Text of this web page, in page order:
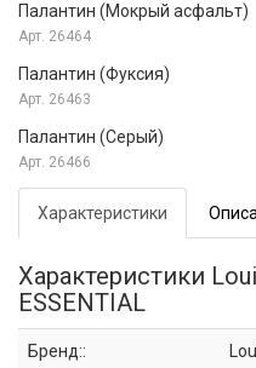
Палантин (Мокрый асфальт)
26464
Палантин (Фуксия)
26463
Палантин (Серый)
26466
Характеристики
Характеристики
ESSENTIAL
Бренд::